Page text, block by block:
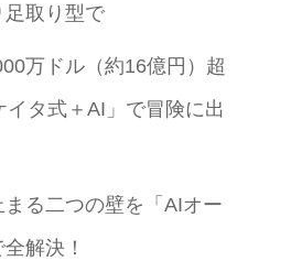
取り型で
万ドル（約16億円）超
イタ式＋AI」で冒険に出
まる二つの壁を「AIオー
解決！